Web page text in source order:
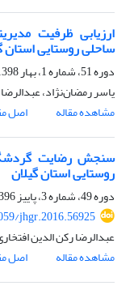
ارزیابی ظرفیت
ساحلی روستایی استان
دوره 51، شماره 1، بهار 1398، صفحه
یاسر رمضان‌نژاد،
مشاهده مقاله
اصل
سنجش رضایت‌
روستایی استان گیلان
دوره 49، شماره 3، پاییز 1396، صفحه
jhgr.2016.56925
عبدالرضا رکن الدین
مشاهده مقاله
اصل